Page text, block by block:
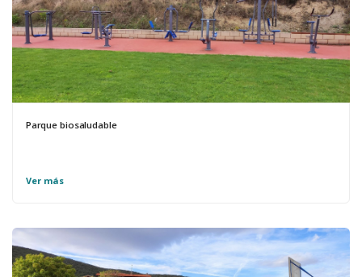
Parque biosaludable
Ver más